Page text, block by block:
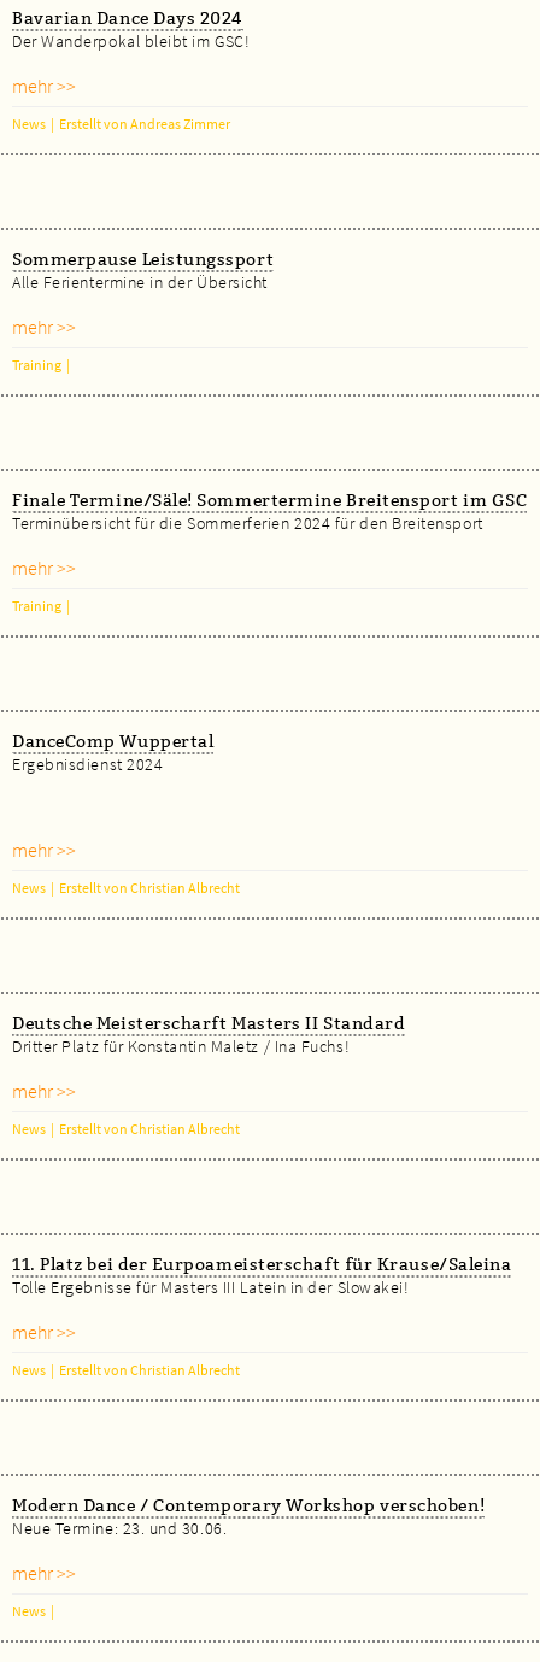
Bavarian Dance Days 2024
Der Wanderpokal bleibt im GSC!
mehr >>
News | Erstellt von Andreas Zimmer
Sommerpause Leistungssport
Alle Ferientermine in der Übersicht
mehr >>
Training |
Finale Termine/Säle! Sommertermine Breitensport im GSC
Terminübersicht für die Sommerferien 2024 für den Breitensport
mehr >>
Training |
DanceComp Wuppertal
Ergebnisdienst 2024
mehr >>
News | Erstellt von Christian Albrecht
Deutsche Meisterscharft Masters II Standard
Dritter Platz für Konstantin Maletz / Ina Fuchs!
mehr >>
News | Erstellt von Christian Albrecht
11. Platz bei der Eurpoameisterschaft für Krause/Saleina
Tolle Ergebnisse für Masters III Latein in der Slowakei!
mehr >>
News | Erstellt von Christian Albrecht
Modern Dance / Contemporary Workshop verschoben!
Neue Termine: 23. und 30.06.
mehr >>
News |